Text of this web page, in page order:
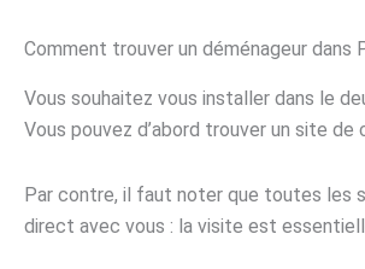
Comment trouver un déménageur dans
Vous souhaitez vous installer dans le
Vous pouvez d’abord trouver un site
Par contre, il faut noter que toutes les
direct avec vous : la visite est